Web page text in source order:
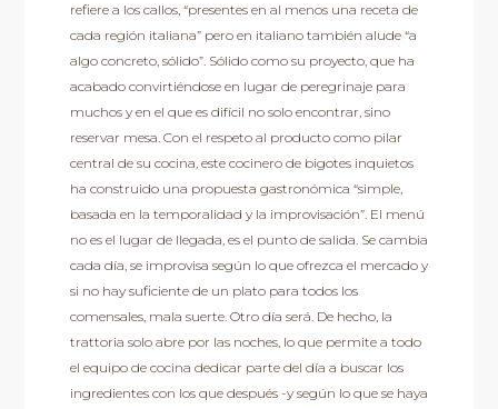
refiere a los callos, “presentes en al menos una receta de
cada región italiana” pero en italiano también alude “a
algo concreto, sólido”. Sólido como su proyecto, que ha
acabado convirtiéndose en lugar de peregrinaje para
muchos y en el que es difícil no solo encontrar, sino
reservar mesa. Con el respeto al producto como pilar
central de su cocina, este cocinero de bigotes inquietos
ha construido una propuesta gastronómica “simple,
basada en la temporalidad y la improvisación”. El menú
no es el lugar de llegada, es el punto de salida. Se cambia
cada día, se improvisa según lo que ofrezca el mercado y
si no hay suficiente de un plato para todos los
comensales, mala suerte. Otro día será. De hecho, la
trattoria solo abre por las noches, lo que permite a todo
el equipo de cocina dedicar parte del día a buscar los
ingredientes con los que después -y según lo que se haya